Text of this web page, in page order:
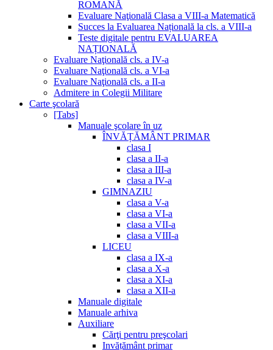
ROMANĂ
Evaluare Naţională Clasa a VIII-a Matematică
Succes la Evaluarea Națională la cls. a VIII-a
Teste digitale pentru EVALUAREA
NAȚIONALĂ
Evaluare Naţională cls. a IV-a
Evaluare Naţională cls. a VI-a
Evaluare Naţională cls. a II-a
Admitere in Colegii Militare
Carte şcolară
[Tabs]
Manuale şcolare în uz
ÎNVĂȚĂMÂNT PRIMAR
clasa I
clasa a II-a
clasa a III-a
clasa a IV-a
GIMNAZIU
clasa a V-a
clasa a VI-a
clasa a VII-a
clasa a VIII-a
LICEU
clasa a IX-a
clasa a X-a
clasa a XI-a
clasa a XII-a
Manuale digitale
Manuale arhiva
Auxiliare
Cărţi pentru preşcolari
Invățământ primar